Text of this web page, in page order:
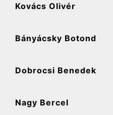
Kovács Olivér
Bányácsky Botond
Dobrocsi Benedek
Nagy Bercel